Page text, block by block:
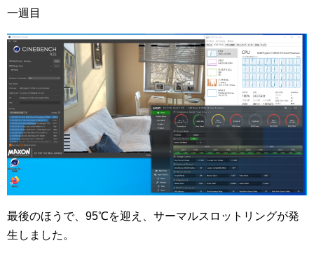
一週目
最後のほうで、95℃を迎え、サーマルスロットリングが発
生しました。